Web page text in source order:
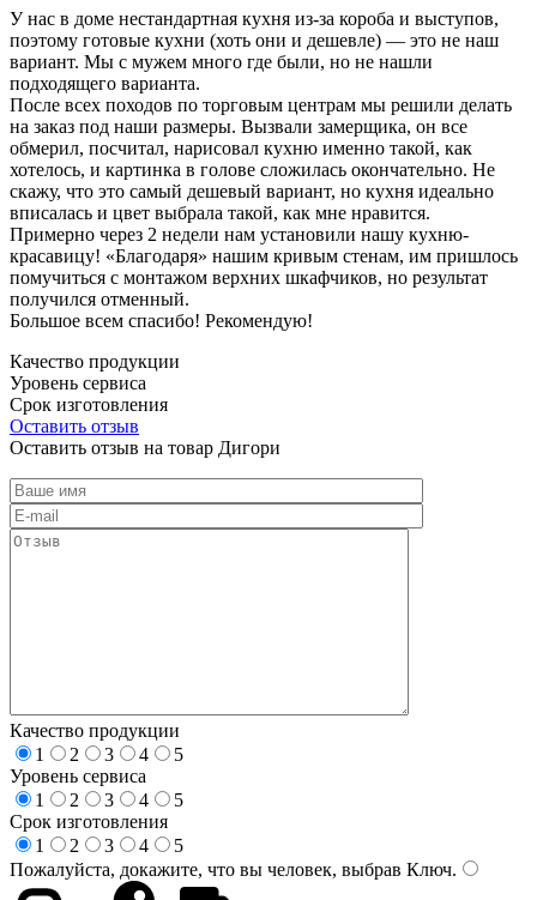
У нас в доме нестандартная кухня из-за короба и выступов,
поэтому готовые кухни (хоть они и дешевле) — это не наш
вариант. Мы с мужем много где были, но не нашли
подходящего варианта.
После всех походов по торговым центрам мы решили делать
на заказ под наши размеры. Вызвали замерщика, он все
обмерил, посчитал, нарисовал кухню именно такой, как
хотелось, и картинка в голове сложилась окончательно. Не
скажу, что это самый дешевый вариант, но кухня идеально
вписалась и цвет выбрала такой, как мне нравится.
Примерно через 2 недели нам установили нашу кухню-
красавицу! «Благодаря» нашим кривым стенам, им пришлось
помучиться с монтажом верхних шкафчиков, но результат
получился отменный.
Большое всем спасибо! Рекомендую!
Качество продукции
Уровень сервиса
Срок изготовления
Оставить отзыв
Оставить отзыв на товар Дигори
Качество продукции
1
2 3 4
5
Уровень сервиса
1
2 3 4
5
Срок изготовления
1
2 3 4
5
Пожалуйста, докажите, что вы человек, выбрав Ключ.